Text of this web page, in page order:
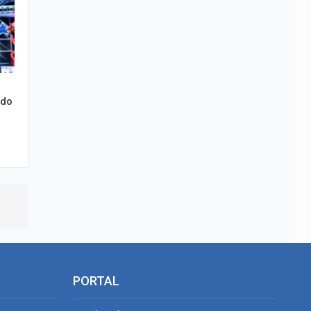
PORTAL